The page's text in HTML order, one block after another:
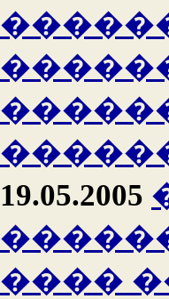
19.05.2005
����